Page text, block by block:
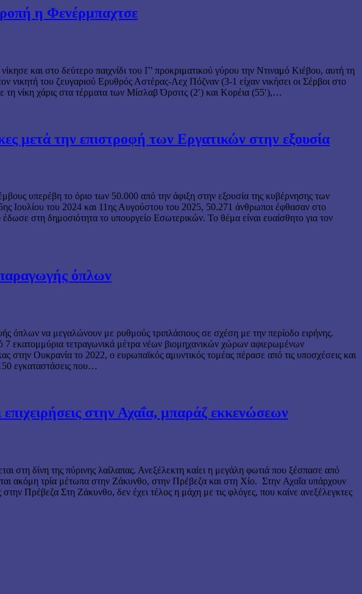
η Φενέρμπαχτσε
και στο δεύτερο παιχνίδι του Γ’ προκριματικού γύρου την Ντιναμό Κιέβου, αυτή τη
του ζευγαριού Ερυθρός Αστέρας-Λεχ Πόζναν (3-1 είχαν νικήσει οι Σέρβοι στο
νίκη χάρις στα τέρματα των Μίσλαβ Όρσιτς (2′) και Κορέια (55′),…
μετά την επιστροφή των Εργατικών στην εξουσία
υπερέβη το όριο των 50.000 από την άφιξη στην εξουσία της κυβέρνησης των
Ιουλίου του 2024 και 11ης Αυγούστου του 2025, 50.271 άνθρωποι έφθασαν στο
στη δημοσιότητα το υπουργείο Εσωτερικών. Το θέμα είναι ευαίσθητο για τον
όπλων
όπλων να μεγαλώνουν με ρυθμούς τριπλάσιους σε σχέση με την περίοδο ειρήνης.
εκατομμύρια τετραγωνικά μέτρα νέων βιομηχανικών χώρων αφιερωμένων
Ουκρανία το 2022, ο ευρωπαϊκός αμυντικός τομέας πέρασε από τις υποσχέσεις και
εγκαταστάσεις που…
στην Αχαΐα, μπαράζ εκκενώσεων
στη δίνη της πύρινης λαίλαπας. Ανεξέλεκτη καίει η μεγάλη φωτιά που ξέσπασε από
ακόμη τρία μέτωπα στην Ζάκυνθο, στην Πρέβεζα και στη Χίο. Στην Αχαΐα υπάρχουν
Πρέβεζα Στη Ζάκυνθο, δεν έχει τέλος η μάχη με τις φλόγες, που καίνε ανεξέλεγκτες